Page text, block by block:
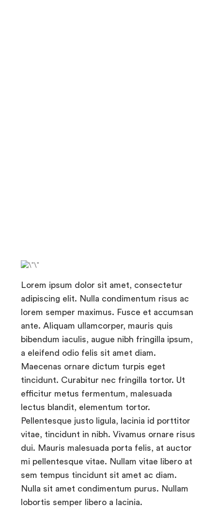
Lorem ipsum dolor sit amet, consectetur
adipiscing elit. Nulla condimentum risus ac
lorem semper maximus. Fusce et accumsan
ante. Aliquam ullamcorper, mauris quis
bibendum iaculis, augue nibh fringilla ipsum,
a eleifend odio felis sit amet diam.
Maecenas ornare dictum turpis eget
tincidunt. Curabitur nec fringilla tortor. Ut
efficitur metus fermentum, malesuada
lectus blandit, elementum tortor.
Pellentesque justo ligula, lacinia id porttitor
vitae, tincidunt in nibh. Vivamus ornare risus
dui. Mauris malesuada porta felis, at auctor
mi pellentesque vitae. Nullam vitae libero at
sem tempus tincidunt sit amet ac diam.
Nulla sit amet condimentum purus. Nullam
lobortis semper libero a lacinia.